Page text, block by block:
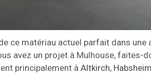
ce matériau actuel parfait dans
avez un projet à Mulhouse, faites-
principalement à Altkirch, Habsheim